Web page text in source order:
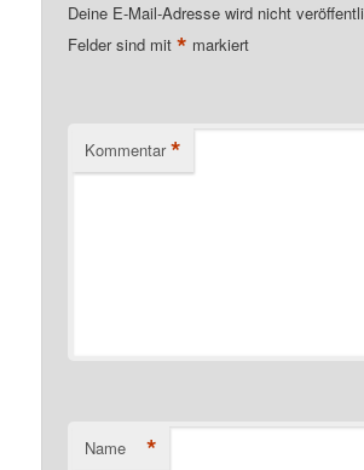
Deine E-Mail-Adresse wird nicht
Felder sind mit* markiert
Kommentar *
Name *